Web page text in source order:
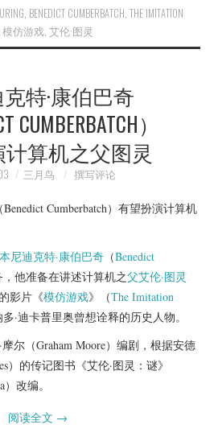
, BENEDICT CUMBERBATCH, THE IMITATION
模仿游戏,艾伦·图灵
特·康伯巴奇
CUMBERBATCH）
算机之父图灵
三月鸟 撰写评论
本尼迪克特·康伯巴奇 （Benedict
，他准备在讲述计算机之父艾伦·图灵
影片《模仿游戏》（The Imitation
·迪卡普里奥曾想诠释的历史人物。
摩尔（Graham Moore）编剧，根据安德
）的传记图书《艾伦·图灵：谜》
改编。
阅读全文 →